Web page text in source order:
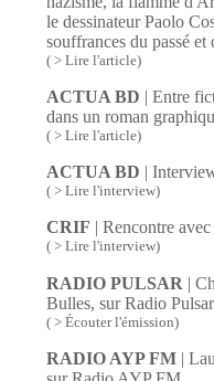
le dessinateur Paolo
souffrances du passé
( > Lire l'article)
ACTUA BD | Entre
dans un roman
( > Lire l'article)
ACTUA BD |
( > Lire l'interview)
CRIF | Rencontre
( > Lire l'interview)
RADIO PULSAR |
Bulles, sur Radio
( > Écouter l'émission)
RADIO AYP FM |